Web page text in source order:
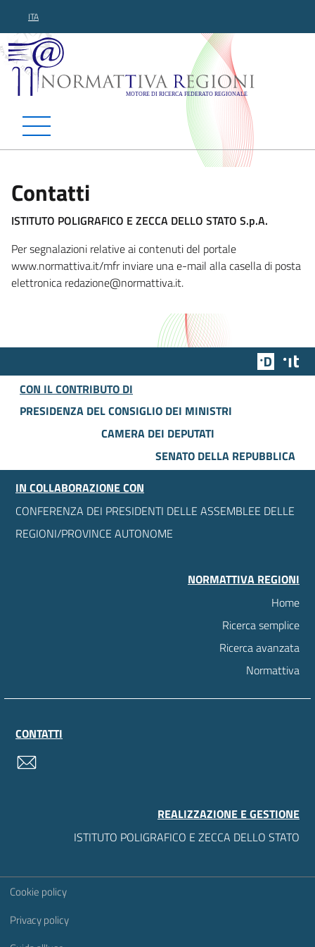
ITA
Normattiva Regioni -
Contatti
ISTITUTO POLIGRAFICO E ZECCA DELLO STATO S.p.A.
Per segnalazioni relative ai contenuti del portale
www.normattiva.it/mfr inviare una e-mail alla casella di posta
elettronica redazione@normattiva.it.
Team
CON IL CONTRIBUTO DI
PRESIDENZA DEL CONSIGLIO DEI MINISTRI
CAMERA DEI DEPUTATI
SENATO DELLA REPUBBLICA
IN COLLABORAZIONE CON
CONFERENZA DEI PRESIDENTI DELLE ASSEMBLEE DELLE
REGIONI/PROVINCE AUTONOME
NORMATTIVA REGIONI
Home
Ricerca semplice
Ricerca avanzata
Normattiva
CONTATTI
REALIZZAZIONE E GESTIONE
ISTITUTO POLIGRAFICO E ZECCA DELLO STATO
Sezione Link Utili
Cookie policy
Privacy policy